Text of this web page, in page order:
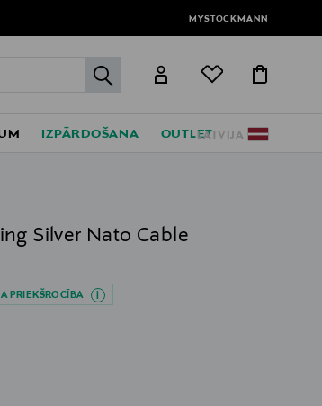
MYSTOCKMANN
label.header.go
LATVIJA
IZPĀRDOŠANA OUTLET
Silver Nato Cable
PRIEKŠROCĪBA